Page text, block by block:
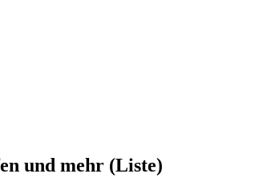
und mehr (Liste)